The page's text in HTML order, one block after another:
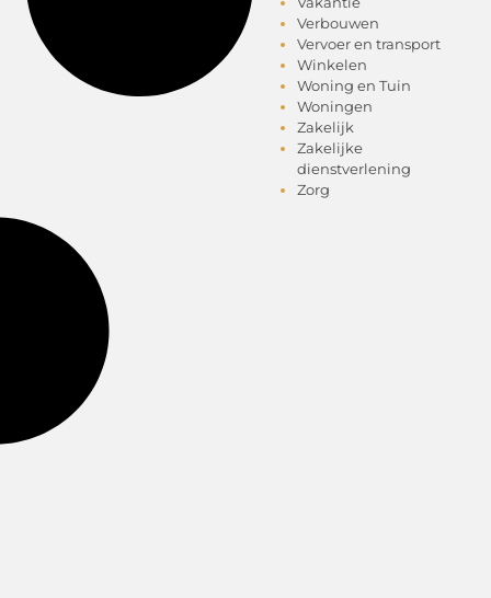
Verbouwen
Vervoer en transport
Winkelen
Woning en Tuin
Woningen
Zakelijk
Zakelijke
dienstverlening
Zorg